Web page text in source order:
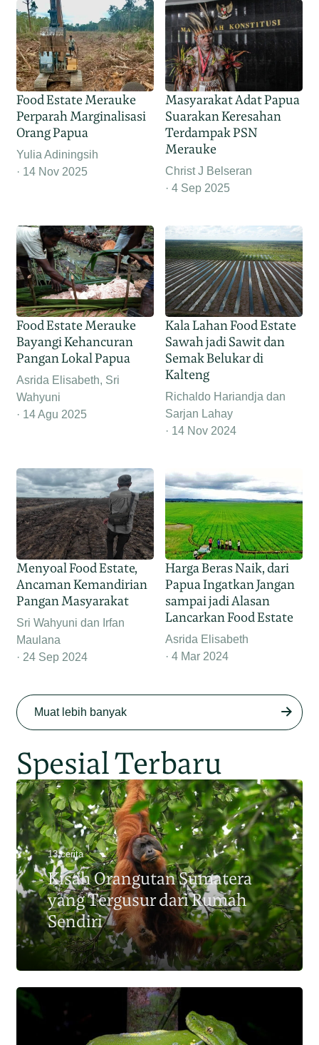
Food Estate Merauke
Perparah Marginalisasi
Orang Papua
Yulia Adiningsih
14 Nov 2025
Masyarakat Adat Papua
Suarakan Keresahan
Terdampak PSN
Merauke
Christ J Belseran
4 Sep 2025
Food Estate Merauke
Bayangi Kehancuran
Pangan Lokal Papua
Asrida Elisabeth, Sri
Wahyuni
14 Agu 2025
Kala Lahan Food Estate
Sawah jadi Sawit dan
Semak Belukar di
Kalteng
Richaldo Hariandja dan
Sarjan Lahay
14 Nov 2024
Menyoal Food Estate,
Ancaman Kemandirian
Pangan Masyarakat
Sri Wahyuni dan Irfan
Maulana
24 Sep 2024
Harga Beras Naik, dari
Papua Ingatkan Jangan
sampai jadi Alasan
Lancarkan Food Estate
Asrida Elisabeth
4 Mar 2024
Muat lebih banyak
Spesial Terbaru
Kisah Orangutan Sumatera
yang Tergusur dari Rumah
Sendiri
13 cerita